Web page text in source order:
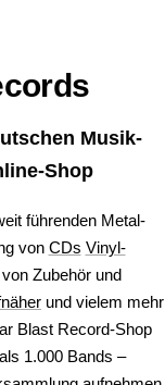
Musik-
Shop
führenden Metal-
von CDs Vinyl-
Zubehör und
und vielem mehr
Blast Record-Shop
1.000 Bands –